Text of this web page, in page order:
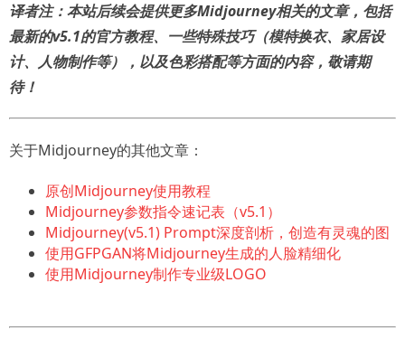
译者注：本站后续会提供更多Midjourney相关的文章，包括
最新的v5.1的官方教程、一些特殊技巧（模特换衣、家居设
计、人物制作等），以及色彩搭配等方面的内容，敬请期
待！
关于Midjourney的其他文章：
原创Midjourney使用教程
Midjourney参数指令速记表（v5.1）
Midjourney(v5.1) Prompt深度剖析，创造有灵魂的图
使用GFPGAN将Midjourney生成的人脸精细化
使用Midjourney制作专业级LOGO